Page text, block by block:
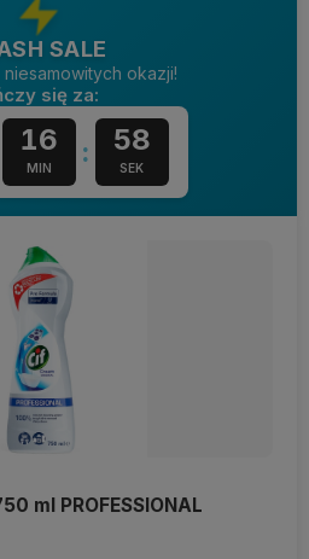
SALE
okazji!
się za:
16
MIN : 58
SEK
ml PROFESSIONAL